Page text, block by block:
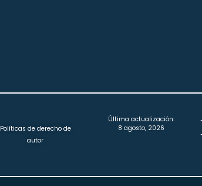
Políticas de derecho de
autor
Última actualización:
8 agosto, 2026